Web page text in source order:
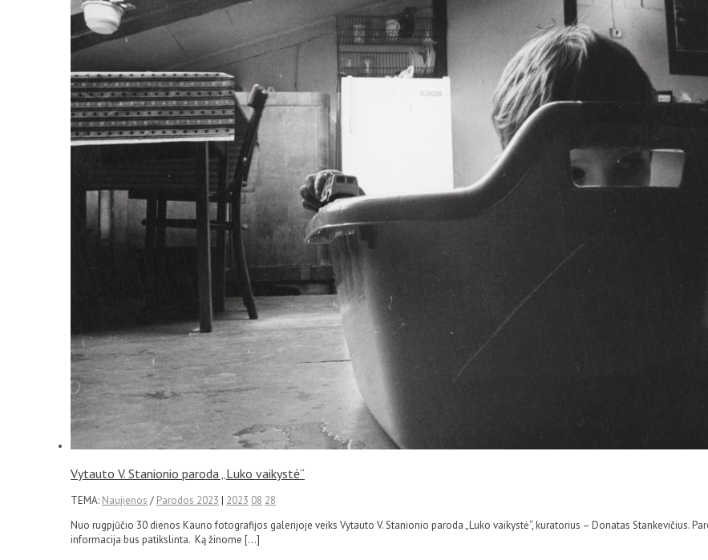
Vytauto V. Stanionio paroda „Luko vaikystė“
TEMA: Naujienos / Parodos 2023 | 2023 08 28
Nuo rugpjūčio 30 dienos Kauno fotografijos galerijoje veiks Vytauto V. Stanionio paroda „Luko vaikystė“, kuratorius – Donatas Stankevičius.
informacija bus patikslinta. Ką žinome […]